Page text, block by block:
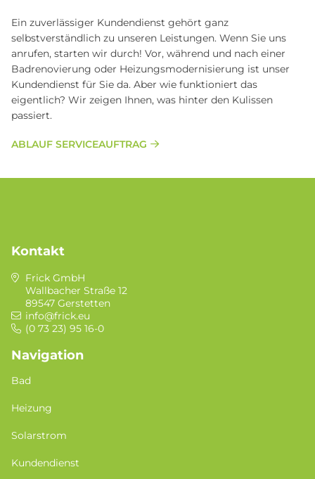
Ein zuverlässiger Kundendienst gehört ganz
selbstverständlich zu unseren Leistungen. Wenn Sie uns
anrufen, starten wir durch! Vor, während und nach einer
Badrenovierung oder Heizungsmodernisierung ist unser
Kundendienst für Sie da. Aber wie funktioniert das
eigentlich? Wir zeigen Ihnen, was hinter den Kulissen
passiert.
ABLAUF SERVICEAUFTRAG
Kontakt
Frick GmbH
Wallbacher Straße 12
89547 Gerstetten
info@frick.eu
(0 73 23) 95 16-0
Navigation
Bad
Heizung
Solarstrom
Kundendienst